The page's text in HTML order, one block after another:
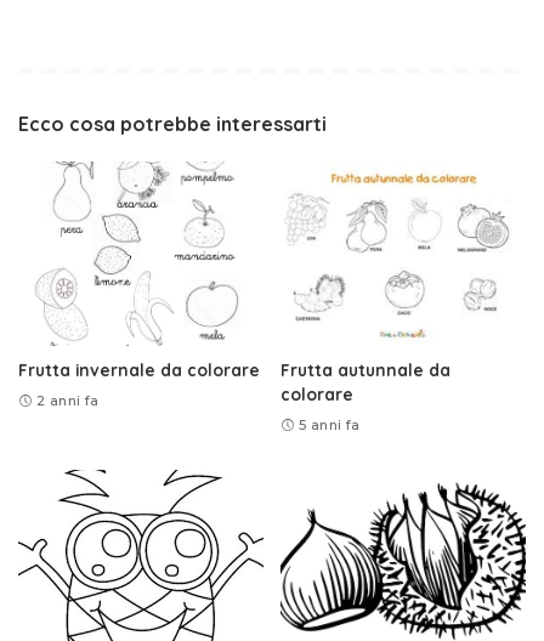
Ecco cosa potrebbe interessarti
Frutta invernale da colorare
2 anni fa
Frutta autunnale da
colorare
5 anni fa